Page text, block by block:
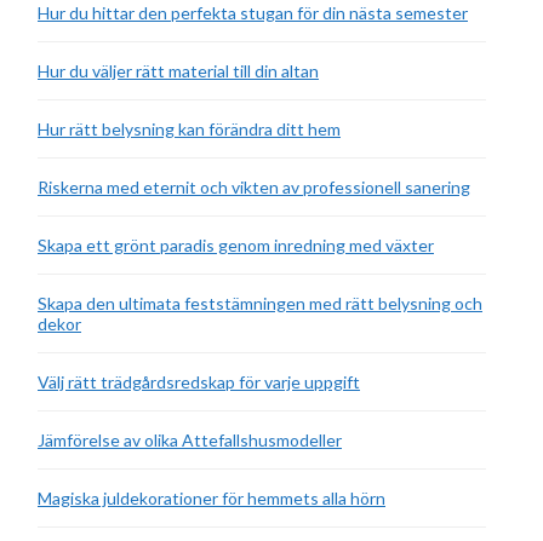
Hur du hittar den perfekta stugan för din nästa semester
Hur du väljer rätt material till din altan
Hur rätt belysning kan förändra ditt hem
Riskerna med eternit och vikten av professionell sanering
Skapa ett grönt paradis genom inredning med växter
Skapa den ultimata feststämningen med rätt belysning och
dekor
Välj rätt trädgårdsredskap för varje uppgift
Jämförelse av olika Attefallshusmodeller
Magiska juldekorationer för hemmets alla hörn